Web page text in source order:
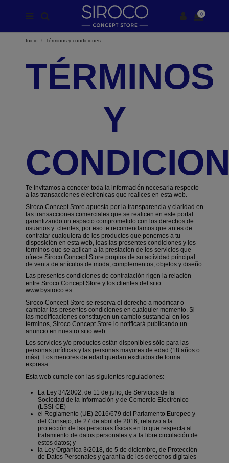
0
Inicio Términos y condiciones
TÉRMINOS
Y
Te invitamos a conocer toda la información necesaria respecto
a las transacciones electrónicas que realices en esta web.
Siroco Concept Store apuesta por la transparencia y claridad en
las transacciones comerciales que se realicen en este portal
garantizando un espacio comprometido con los derechos de
usuarios y clientes, por eso te recomendamos que antes de
contratar cualquiera de los productos que ponemos a tu
disposición en esta web, leas las presentes condiciones y los
términos que se aplican a la prestación de los servicios que
ofrece Siroco Concept Store propios de su actividad principal
de venta de artículos de moda, complementos, objetos y diseño.
Las presentes condiciones de contratación rigen la relación
entre Siroco Concept Store y los clientes del sitio
www.bysiroco.es
Siroco Concept Store se reserva el derecho a modificar o
cambiar las presentes condiciones en cualquier momento. Si
las modificaciones constituyen un cambio sustancial en los
términos, Siroco Concept Store lo notificará publicando un
anuncio en nuestro sitio web.
Los servicios y/o productos están disponibles sólo para las
personas jurídicas y las personas mayores de edad (18 años o
más). Los menores de edad quedan excluidos de forma
expresa.
Esta web cumple con las siguientes regulaciones:
La Ley 34/2002, de 11 de julio, de Servicios de la
Sociedad de la Información y de Comercio Electrónico
(LSSI-CE)
el Reglamento (UE) 2016/679 del Parlamento Europeo y
del Consejo, de 27 de abril de 2016, relativo a la
protección de las personas físicas en lo que respecta al
tratamiento de datos personales y a la libre circulación de
estos datos; y
la Ley Orgánica 3/2018, de 5 de diciembre, de Protección
de Datos Personales y garantía de los derechos digitales